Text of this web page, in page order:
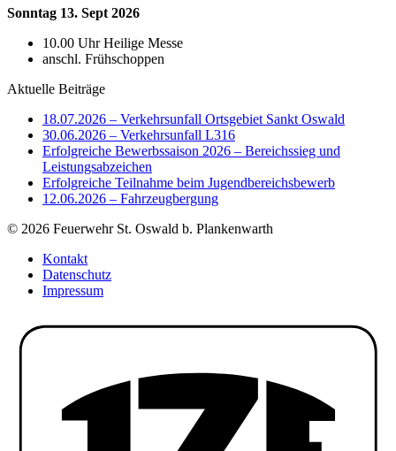
Sonntag 13. Sept 2026
10.00 Uhr Heilige Messe
anschl. Frühschoppen
Aktuelle Beiträge
18.07.2026 – Verkehrsunfall Ortsgebiet Sankt Oswald
30.06.2026 – Verkehrsunfall L316
Erfolgreiche Bewerbssaison 2026 – Bereichssieg und
Leistungsabzeichen
Erfolgreiche Teilnahme beim Jugendbereichsbewerb
12.06.2026 – Fahrzeugbergung
© 2026 Feuerwehr St. Oswald b. Plankenwarth
Kontakt
Datenschutz
Impressum